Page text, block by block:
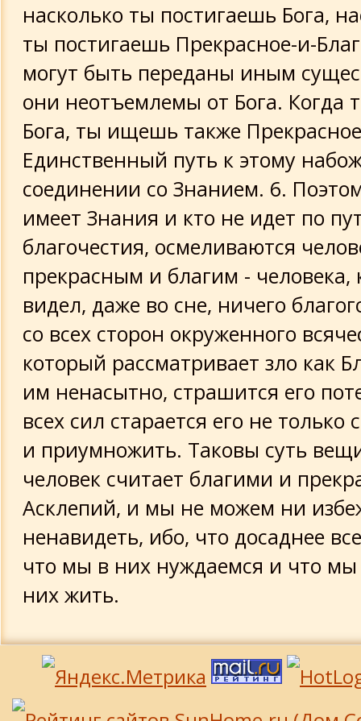
насколько ты постигаешь Бога,
ты постигаешь Прекрасное-и-
могут быть переданы иным
они неотъемлемы от Бога.
Бога, ты ищешь также
Единственный путь к этому
соединении со Знанием. 6.
имеет Знания и кто не идет по
благочестия, осмеливаются
прекрасным и благим - человека,
видел, даже во сне, ничего
со всех сторон окруженного
который рассматривает зло как
им ненасытно, страшится его
всех сил старается его не только
и приумножить. Таковы суть
человек считает благими и
Асклепий, и мы не можем ни
ненавидеть, ибо, что досаднее
что мы в них нуждаемся и что
них жить.